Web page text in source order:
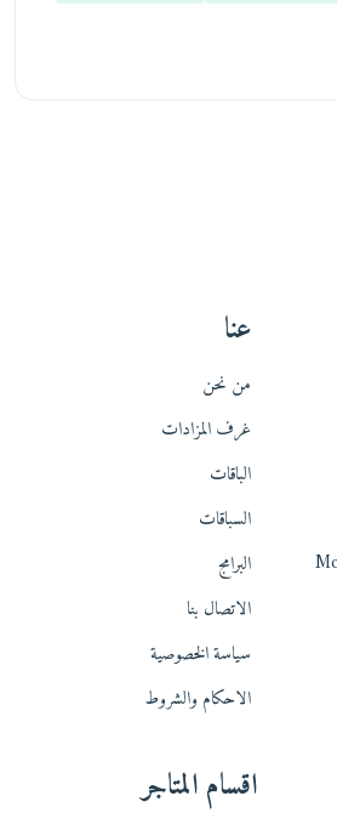
عنا
من نحن
غرف المزادات
الباقات
السباقات
البرامج
الاتصال بنا
سياسة الخصوصية
الاحكام والشروط
اقسام المتاجر